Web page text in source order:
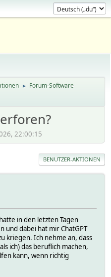
► Forum-Software
22:00:15
BENUTZER-AKTIONEN
in den letzten Tagen
und dabei hat mir ChatGPT
kriegen. Ich nehme an, dass
ich) das beruflich machen,
kann, wenn richtig